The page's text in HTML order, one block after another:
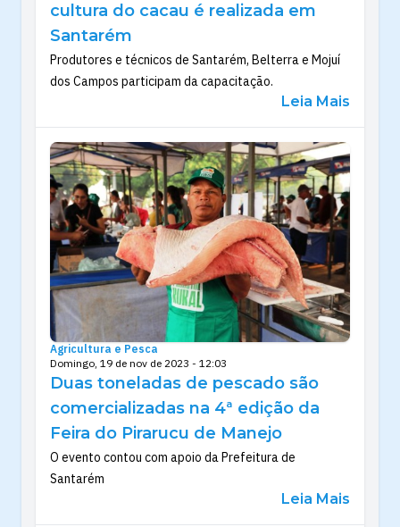
cultura do cacau é realizada em
Santarém
Produtores e técnicos de Santarém, Belterra e Mojuí
dos Campos participam da capacitação.
Leia Mais
Agricultura e Pesca
Domingo, 19 de nov de 2023 - 12:03
Duas toneladas de pescado são
comercializadas na 4ª edição da
Feira do Pirarucu de Manejo
O evento contou com apoio da Prefeitura de
Santarém
Leia Mais